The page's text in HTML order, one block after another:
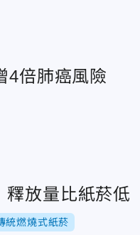
倍肺癌風險
釋放量比紙菸低
統燃燒式紙菸